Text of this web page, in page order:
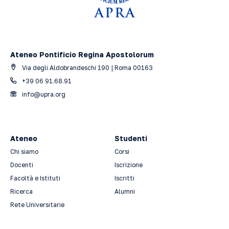
Ateneo Pontificio Regina Apostolorum
Via degli Aldobrandeschi 190 | Roma 00163
+39 06 91.68.91
info@upra.org
Ateneo
Chi siamo
Docenti
Facoltà e Istituti
Ricerca
Rete Universitarie
Studenti
Corsi
Iscrizione
Iscritti
Alumni